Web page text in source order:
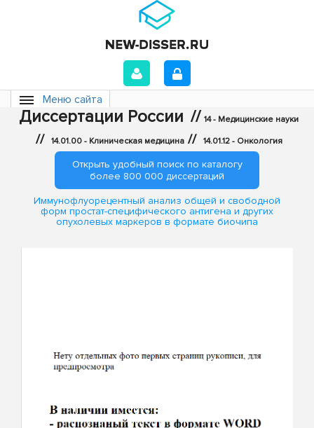
Меню сайта
Диссертации России // 14 - Медицинские науки
// 14.01.00 - Клиническая медицина // 14.01.12 - Онкология
Открыть удобный поиск по каталогу
более 800 000 диссертаций
Иммунофлуорецентный анализ общей и свободной
форм простат-специфического антигена и других
опухолевых маркеров в формате биочипа